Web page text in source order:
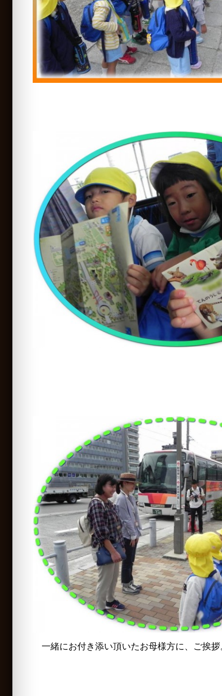
一緒にお付き添い頂いたお母様方に、ご挨拶